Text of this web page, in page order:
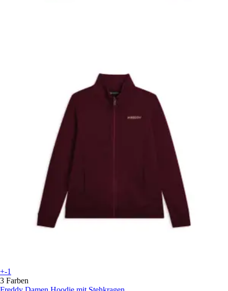
+-1
3 Farben